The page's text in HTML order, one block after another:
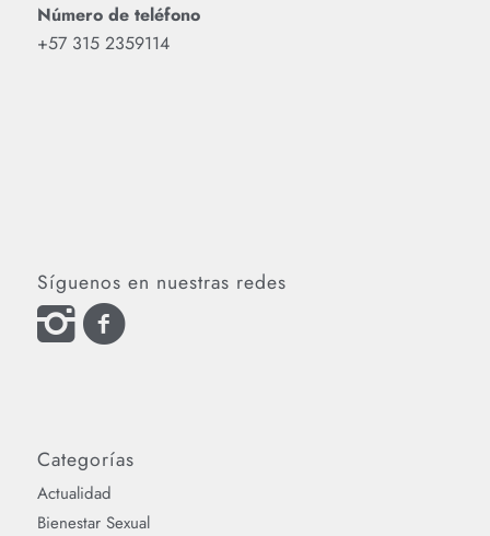
Número de teléfono
‪+57 315 2359114‬
Síguenos en nuestras redes
Categorías
Actualidad
Bienestar Sexual